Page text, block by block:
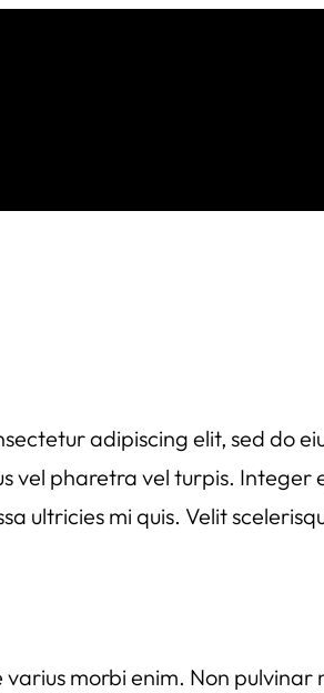
adipiscing elit, sed do
vel pharetra vel turpis.
ultricies mi quis. Velit
morbi enim. Non